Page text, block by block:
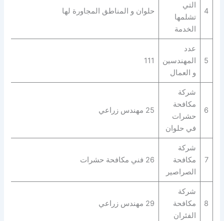
4
التي
تشلمها
الخدمة
حلوان و المناطق المجاورة لها
5
عدد
المهندسين
و العمال
111
6
شركة
مكافحة
حشرات
في حلوان
25 مهندس زراعي
7
شركة
مكافحة
الصراصير
26 فني مكافحة حشرات
8
شركة
مكافحة
الفئران
29 مهندس زراعي